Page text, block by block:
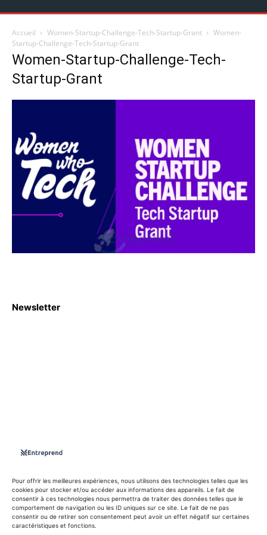
Pour offrir les meilleures expériences, nous utilisons des technologies telles que les
cookies pour stocker et/ou accéder aux informations des appareils. Le fait de
consentir à ces technologies nous permettra de traiter des données telles que le
comportement de navigation ou les ID uniques sur ce site. Le fait de ne pas
consentir ou de retirer son consentement peut avoir un effet négatif sur certaines
caractéristiques et fonctions.
Accueil Women-Startup-Challenge-Tech-Startup-Grant
Women-
Startup-Challenge-Tech-Startup-Grant
Women-Startup-Challenge-Tech-
Startup-Grant
info@entreprend.net
Newsletter